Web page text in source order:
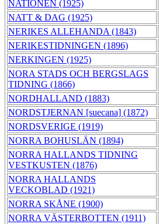
NATIONEN (1925)
NATT & DAG (1925)
NERIKES ALLEHANDA (1843)
NERIKESTIDNINGEN (1896)
NERKINGEN (1925)
NORA STADS OCH BERGSLAGS
TIDNING (1866)
NORDHALLAND (1883)
NORDSTJERNAN [suecana] (1872)
NORDSVERIGE (1919)
NORRA BOHUSLÄN (1894)
NORRA HALLANDS TIDNING
VESTKUSTEN (1876)
NORRA HALLANDS
VECKOBLAD (1921)
NORRA SKÅNE (1900)
NORRA VÄSTERBOTTEN (1911)